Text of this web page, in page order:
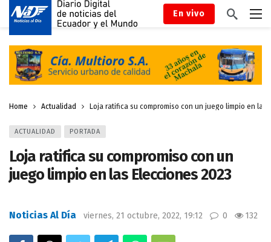
En vivo
Home Actualidad Loja ratifica su compromiso con un juego limpio en las
ACTUALIDAD PORTADA
Loja ratifica su compromiso con un
juego limpio en las Elecciones 2023
Noticias Al Día viernes, 21 octubre, 2022, 19:12 0 132